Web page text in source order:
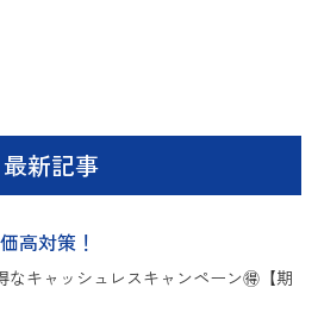
最新記事
高対策！
なキャッシュレスキャンペーン🉐【期